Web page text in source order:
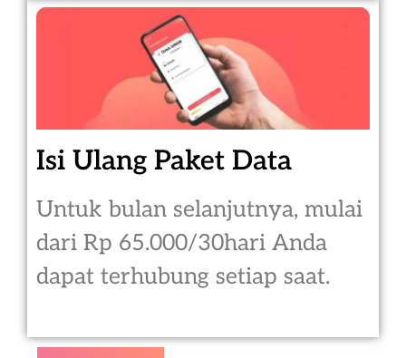
Isi Ulang Paket Data
Untuk bulan selanjutnya, mulai
dari Rp 65.000/30hari Anda
dapat terhubung setiap saat.